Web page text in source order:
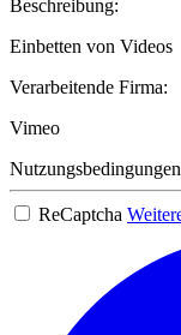
Beschreibung:
Einbetten von Videos
Verarbeitende Firma:
Vimeo
ReCaptcha